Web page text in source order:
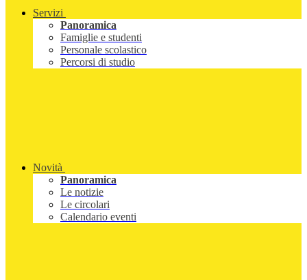
Servizi
Panoramica
Famiglie e studenti
Personale scolastico
Percorsi di studio
Novità
Panoramica
Le notizie
Le circolari
Calendario eventi